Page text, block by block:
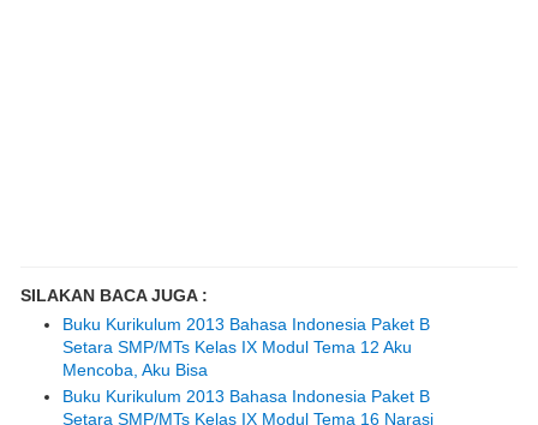
SILAKAN BACA JUGA :
Buku Kurikulum 2013 Bahasa Indonesia Paket B
Setara SMP/MTs Kelas IX Modul Tema 12 Aku
Mencoba, Aku Bisa
Buku Kurikulum 2013 Bahasa Indonesia Paket B
Setara SMP/MTs Kelas IX Modul Tema 16 Narasi